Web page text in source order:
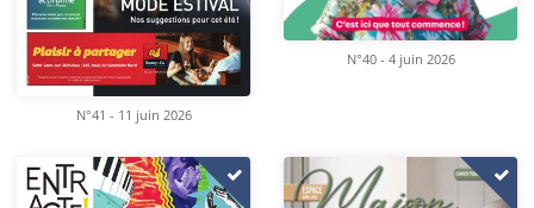
N°41 - 11 juin 2026
N°40 - 4 juin 2026